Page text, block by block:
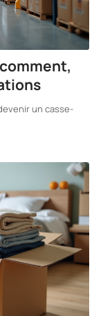
un casse-